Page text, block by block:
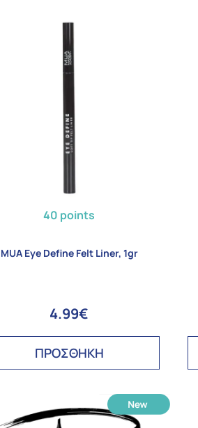
40 points
MUA Eye Define Felt Liner, 1gr
4.99€
ΠΡΟΣΘΗΚΗ